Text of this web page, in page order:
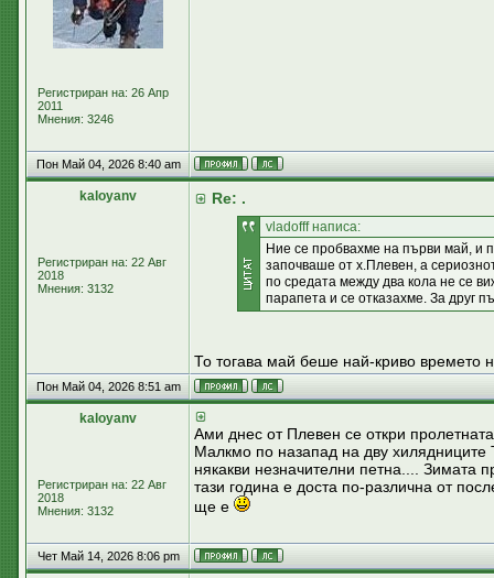
Регистриран на: 26 Апр
2011
Мнения: 3246
Пон Май 04, 2026 8:40 am
kaloyanv
Регистриран на: 22 Авг
2018
Мнения: 3132
Re: .
vladofff написа:
Ние се пробвахме на първи май, и
започваше от х.Плевен, а
по средата между два кола не се
парапета и се отказахме. За друг
То тогава май беше най-криво времето
Пон Май 04, 2026 8:51 am
kaloyanv
Регистриран на: 22 Авг
2018
Мнения: 3132
Ами днес от Плевен се откри
Малкмо по назапад на дву хилядниците
някакви незначителни петна.... Зимата
тази година е доста по-различна от
ще е
Чет Май 14, 2026 8:06 pm